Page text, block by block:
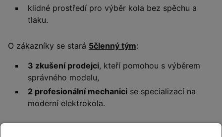
klidné prostředí pro výběr kola bez spěchu a
tlaku.
O zákazníky se stará 5členný tým:
3 zkušení prodejci, kteří pomohou s výběrem
správného modelu,
2 profesionální mechanici se specializací na
moderní elektrokola.